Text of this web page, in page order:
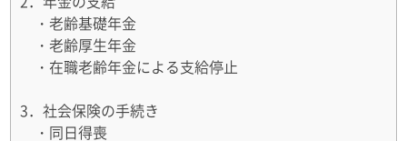
・老齢基礎年金
・老齢厚生年金
・在職老齢年金による支給停止
3．社会保険の手続き
・同日得喪